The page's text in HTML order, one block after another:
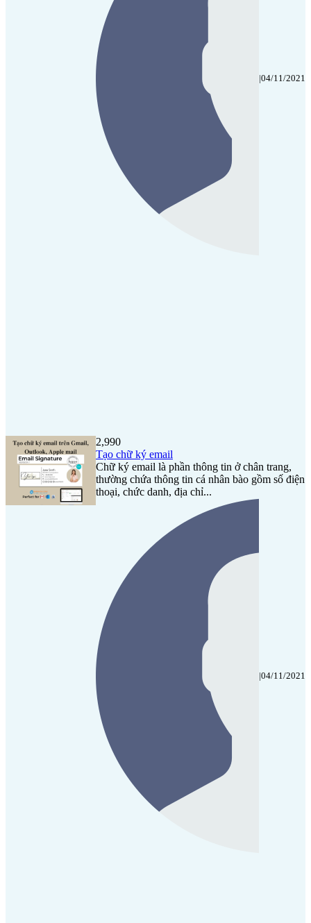
|04/11/2021
2,990
Tạo chữ ký email
Chữ ký email là phần thông tin ở chân trang,
thường chứa thông tin cá nhân bào gồm số điện
thoại, chức danh, địa chỉ...
|04/11/2021